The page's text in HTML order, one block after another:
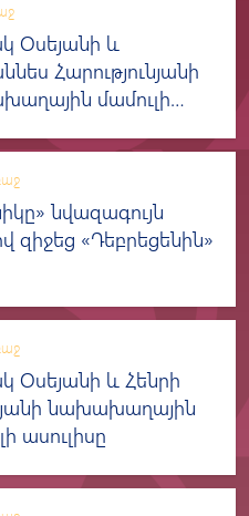
Օսեյանի և
Հարությունյանի
մամուլի
նվազագույն
զիջեց «Դեբրեցենին»
Օսեյանի և Հենրի
նախախաղային
ասուլիսը